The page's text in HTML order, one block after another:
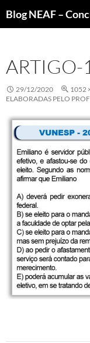
para
Blog NEAF –
29/12/2020 1052
ELABORADAS PELO